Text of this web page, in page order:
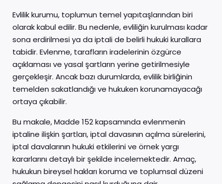
Evlilik kurumu, toplumun temel yapıtaşlarından biri
olarak kabul edilir. Bu nedenle, evliliğin kurulması kadar
sona erdirilmesi ya da iptali de belirli hukuki kurallara
tabidir. Evlenme, tarafların iradelerinin özgürce
açıklaması ve yasal şartların yerine getirilmesiyle
gerçekleşir. Ancak bazı durumlarda, evlilik birliğinin
temelden sakatlandığı ve hukuken korunamayacağı
ortaya çıkabilir.
Bu makale, Madde 152 kapsamında evlenmenin
iptaline ilişkin şartları, iptal davasının açılma sürelerini,
iptal davalarının hukuki etkilerini ve örnek yargı
kararlarını detaylı bir şekilde incelemektedir. Amaç,
hukukun bireysel hakları koruma ve toplumsal düzeni